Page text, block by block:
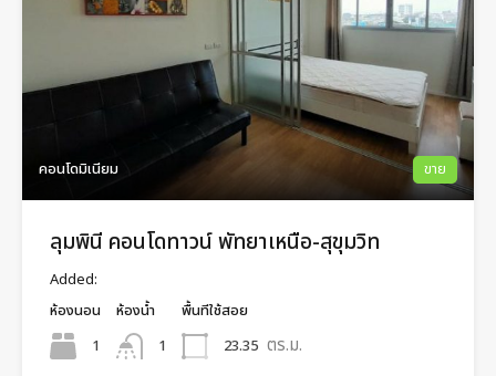
คอนโดมิเนียม ขาย
ลุมพินี คอนโดทาวน์ พัทยาเหนือ-สุขุมวิท
Added:
ห้องนอน
1
ห้องน้ำ
1
พื้นทีใช้สอย
23.35 ตร.ม.